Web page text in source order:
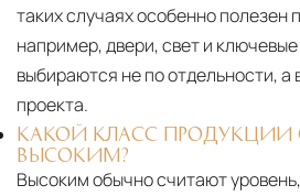
таких случаях особенно полезен
например, двери, свет и
выбираются не по отдельности, а
проекта.
КАКОЙ КЛАСС ПРОДУКЦИИ
ВЫСОКИМ?
Высоким обычно считают